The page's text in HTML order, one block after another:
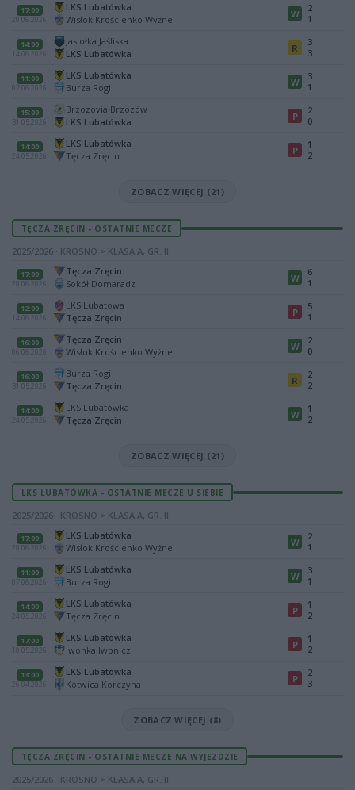
17:00
20.06.2026
LKS Lubatówka
Wisłok Krościenko Wyżne
W
2
1
14:00
14.06.2026
Jasiołka Jaśliska
LKS Lubatówka
R
3
3
11:00
07.06.2026
LKS Lubatówka
Burza Rogi
W
3
1
15:00
31.05.2026
Brzozovia Brzozów
LKS Lubatówka
P
2
0
14:00
24.05.2026
LKS Lubatówka
Tęcza Zręcin
P
1
2
ZOBACZ WIĘCEJ (21)
TĘCZA ZRĘCIN - OSTATNIE MECZE
2025/2026 · KROSNO > KLASA A, GR. II
17:00
20.06.2026
Tęcza Zręcin
Sokół Domaradz
W
6
1
12:00
14.06.2026
LKS Lubatowa
Tęcza Zręcin
P
5
1
16:00
06.06.2026
Tęcza Zręcin
Wisłok Krościenko Wyżne
W
2
0
16:00
31.05.2026
Burza Rogi
Tęcza Zręcin
R
2
2
14:00
24.05.2026
LKS Lubatówka
Tęcza Zręcin
W
1
2
ZOBACZ WIĘCEJ (21)
LKS LUBATÓWKA - OSTATNIE MECZE U SIEBIE
2025/2026 · KROSNO > KLASA A, GR. II
17:00
20.06.2026
LKS Lubatówka
Wisłok Krościenko Wyżne
W
2
1
11:00
07.06.2026
LKS Lubatówka
Burza Rogi
W
3
1
14:00
24.05.2026
LKS Lubatówka
Tęcza Zręcin
P
1
2
17:00
10.05.2026
LKS Lubatówka
Iwonka Iwonicz
P
1
2
13:00
26.04.2026
LKS Lubatówka
Kotwica Korczyna
P
2
3
ZOBACZ WIĘCEJ (8)
TĘCZA ZRĘCIN - OSTATNIE MECZE NA WYJEZDZIE
2025/2026 · KROSNO > KLASA A, GR. II